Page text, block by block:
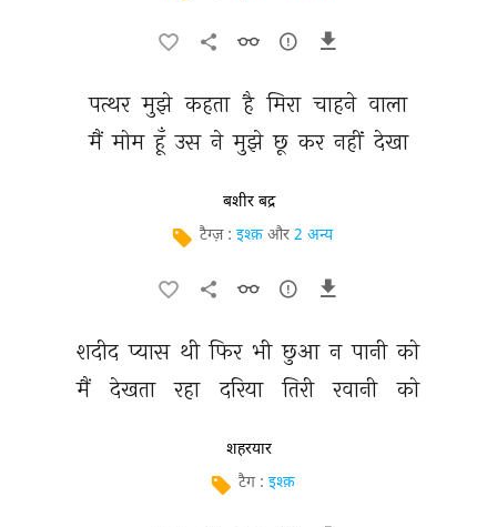
पत्थर मुझे कहता है मिरा चाहने वाला
मैं मोम हूँ उस ने मुझे छू कर नहीं देखा
बशीर बद्र
टैग्ज़ : इश्क़ और 2 अन्य
शदीद प्यास थी फिर भी छुआ न पानी को
मैं
देखता रहा दरिया तिरी रवानी को
शहरयार
टैग : इश्क़